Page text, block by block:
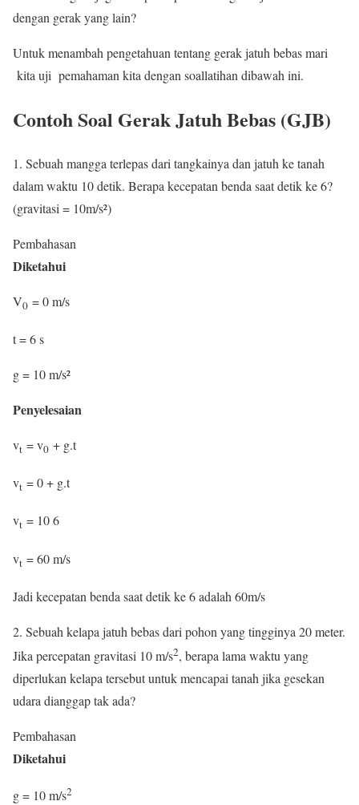
dengan gerak yang lain?
Untuk menambah pengetahuan tentang gerak jatuh bebas mari
kita uji pemahaman kita dengan soallatihan dibawah ini.
Contoh Soal Gerak Jatuh Bebas (GJB)
1. Sebuah mangga terlepas dari tangkainya dan jatuh ke tanah
dalam waktu 10 detik. Berapa kecepatan benda saat detik ke 6?
(gravitasi = 10m/s²)
Pembahasan
Diketahui
V0 = 0 m/s
t = 6 s
g = 10 m/s²
Penyelesaian
vt = v0 + g.t
vt = 0 + g.t
vt = 10 6
vt = 60 m/s
Jadi kecepatan benda saat detik ke 6 adalah 60m/s
2. Sebuah kelapa jatuh bebas dari pohon yang tingginya 20 meter.
Jika percepatan gravitasi 10 m/s2, berapa lama waktu yang
diperlukan kelapa tersebut untuk mencapai tanah jika gesekan
udara dianggap tak ada?
Pembahasan
Diketahui
g = 10 m/s2